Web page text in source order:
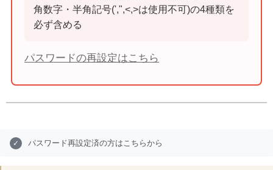
角数字・半角記号(',",<,>は使用不可)の4種類を
必ず含める
パスワードの再設定はこちら
✓ パスワード再設定済の方はこちらから